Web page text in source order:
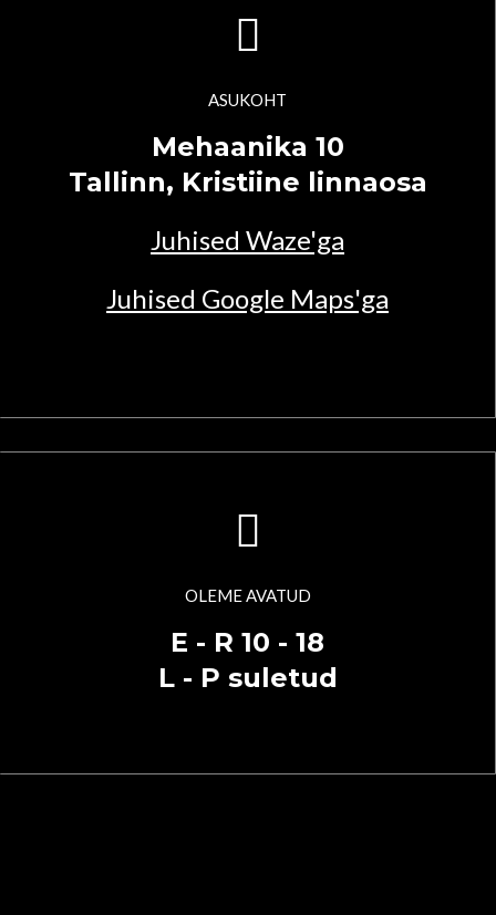
ASUKOHT
Mehaanika 10
Tallinn, Kristiine linnaosa
Juhised Waze'ga
Juhised Google Maps'ga
OLEME AVATUD
E - R 10 - 18
L - P suletud